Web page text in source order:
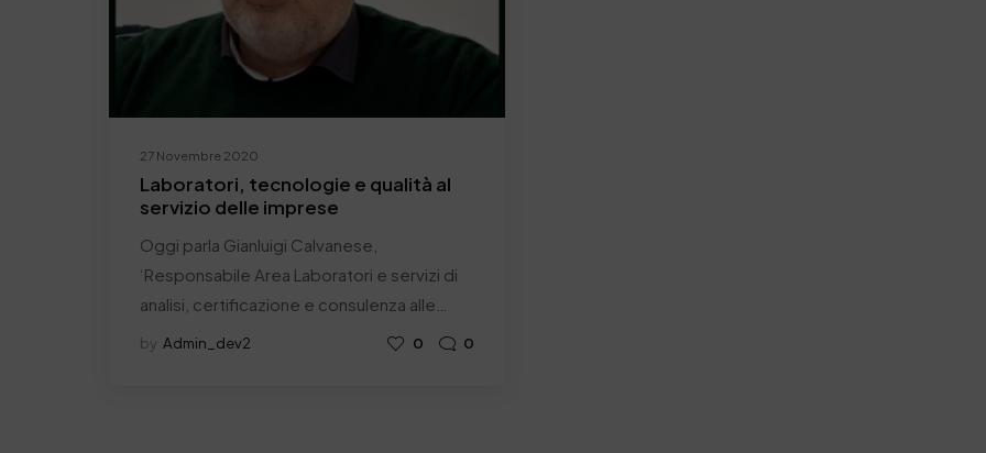
27 Novembre 2020
Laboratori, tecnologie e qualità al
servizio delle imprese
Oggi parla Gianluigi Calvanese,
‘Responsabile Area Laboratori e servizi di
analisi, certificazione e consulenza alle…
by Admin_dev2 0 0